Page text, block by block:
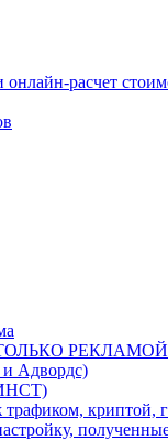
онлайн-расчет
Адвордс)
криптой,